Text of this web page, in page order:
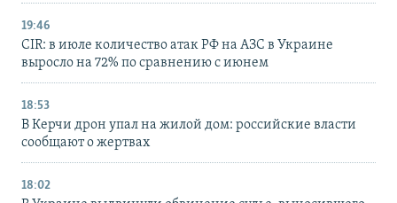
19:46
CIR: в июле количество атак РФ на АЗС в Украине
выросло на 72% по сравнению с июнем
18:53
В Керчи дрон упал на жилой дом: российские власти
сообщают о жертвах
18:02